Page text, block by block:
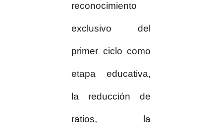
reconocimiento
exclusivo del
primer ciclo como
etapa educativa,
la reducción de
ratios, la